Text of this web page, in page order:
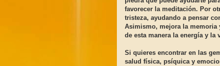
favorecer la meditación. Por
tristeza, ayudando a pensar
Asimismo, mejora la memoria
de esta manera la energía y la
Si quieres encontrar en las
salud física, psíquica y